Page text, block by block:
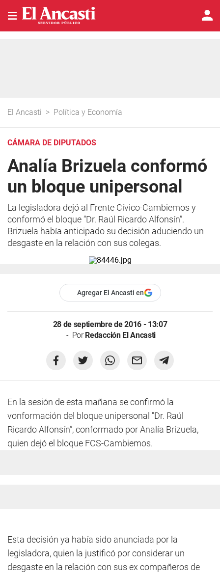
El Ancasti > Política y Economía
CÁMARA DE DIPUTADOS
Analía Brizuela conformó
un bloque unipersonal
La legisladora dejó al Frente Cívico-Cambiemos y
conformó el bloque “Dr. Raúl Ricardo Alfonsín”.
Brizuela había anticipado su decisión aduciendo un
desgaste en la relación con sus colegas.
Agregar El Ancasti en
28 de septiembre de 2016 - 13:07
PorRedacción El Ancasti
En la sesión de esta mañana se confirmó la
vonformación del bloque unipersonal "Dr. Raúl
Ricardo Alfonsín”, conformado por Analía Brizuela,
quien dejó el bloque FCS-Cambiemos.
Esta decisión ya había sido anunciada por la
legisladora, quien la justificó por considerar un
desgaste en la relación con sus ex compañeros de